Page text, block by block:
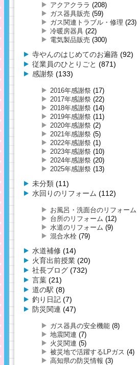
アクアクララ (208)
ガス器具販売 (59)
ガス関連トラブル・修理 (23)
冷暖房器具 (22)
電気製品販売 (300)
寺やんのはじめてのお遍路 (92)
従業員のひとりごと (871)
感謝祭 (133)
2016年感謝祭 (17)
2017年感謝祭 (22)
2018年感謝祭 (14)
2019年感謝祭 (11)
2020年感謝祭 (2)
2021年感謝祭 (5)
2022年感謝祭 (1)
2023年感謝祭 (10)
2024年感謝祭 (20)
2025年感謝祭 (13)
未分類 (11)
水回りのリフォーム (112)
お風呂・洗面台のリフォーム
台所のリフォーム (12)
水道のリフォーム (9)
混合水栓 (79)
水道補修 (14)
火育出前授業 (20)
社長ブログ (732)
言葉 (21)
道の駅 (8)
釣り日記 (7)
防災関連 (47)
ガス器具の安全機能 (8)
地震関連 (7)
火災関連 (5)
被災地で活躍するLPガス (4)
高知県の防災情報 (3)